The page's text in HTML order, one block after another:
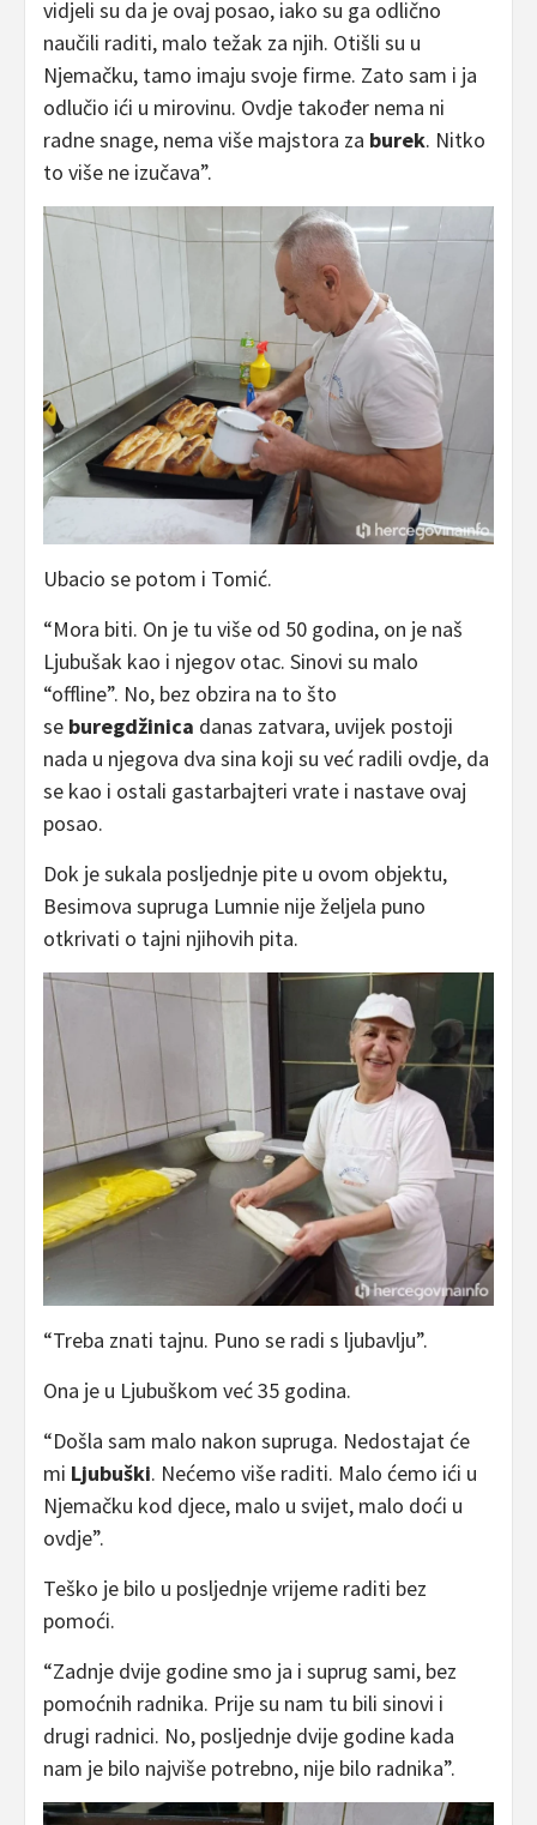
vidjeli su da je ovaj posao, iako su ga odlično
naučili raditi, malo težak za njih. Otišli su u
Njemačku, tamo imaju svoje firme. Zato sam i ja
odlučio ići u mirovinu. Ovdje također nema ni
radne snage, nema više majstora za burek. Nitko
to više ne izučava”.
Ubacio se potom i Tomić.
“Mora biti. On je tu više od 50 godina, on je naš
Ljubušak kao i njegov otac. Sinovi su malo
“offline”. No, bez obzira na to što
se buregdžinica danas zatvara, uvijek postoji
nada u njegova dva sina koji su već radili ovdje, da
se kao i ostali gastarbajteri vrate i nastave ovaj
posao.
Dok je sukala posljednje pite u ovom objektu,
Besimova supruga Lumnie nije željela puno
otkrivati o tajni njihovih pita.
“Treba znati tajnu. Puno se radi s ljubavlju”.
Ona je u Ljubuškom već 35 godina.
“Došla sam malo nakon supruga. Nedostajat će
mi Ljubuški. Nećemo više raditi. Malo ćemo ići u
Njemačku kod djece, malo u svijet, malo doći u
ovdje”.
Teško je bilo u posljednje vrijeme raditi bez
pomoći.
“Zadnje dvije godine smo ja i suprug sami, bez
pomoćnih radnika. Prije su nam tu bili sinovi i
drugi radnici. No, posljednje dvije godine kada
nam je bilo najviše potrebno, nije bilo radnika”.